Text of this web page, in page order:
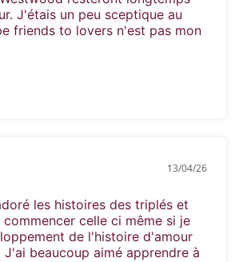
J'étais un peu sceptique au
friends to lovers n'est pas mon
13/04/26
les histoires des triplés et
celle ci même si je
de l'histoire d'amour
J'ai beaucoup aimé apprendre à